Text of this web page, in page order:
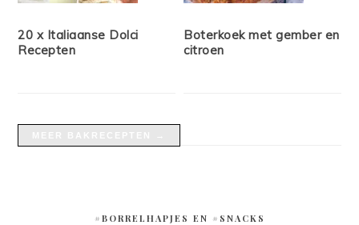
20 x Italiaanse Dolci
Recepten
Boterkoek met gember en
citroen
#BORRELHAPJES EN #SNACKS